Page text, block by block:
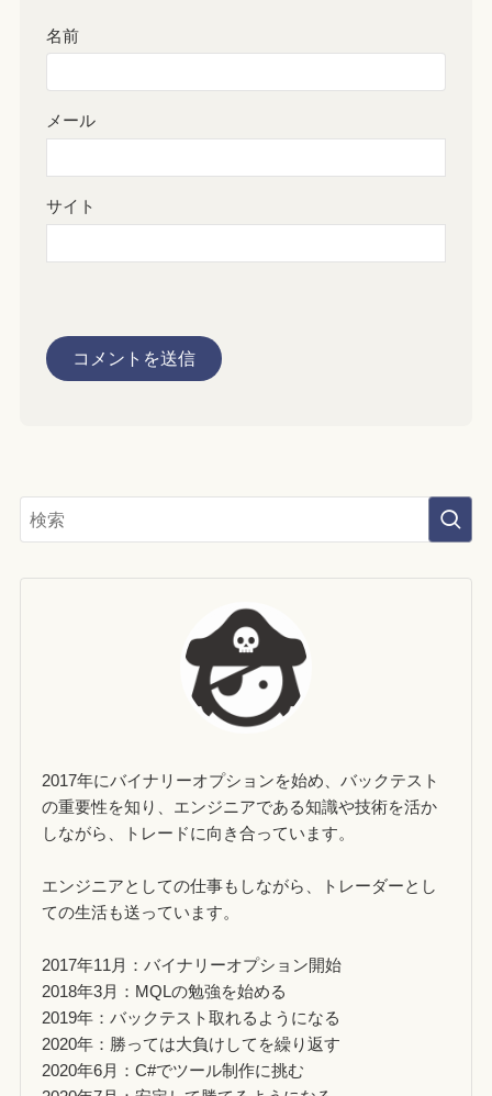
名前
メール
サイト
2017年にバイナリーオプションを始め、バックテスト
の重要性を知り、エンジニアである知識や技術を活か
しながら、トレードに向き合っています。
エンジニアとしての仕事もしながら、トレーダーとし
ての生活も送っています。
2017年11月：バイナリーオプション開始
2018年3月：MQLの勉強を始める
2019年：バックテスト取れるようになる
2020年：勝っては大負けしてを繰り返す
2020年6月：C#でツール制作に挑む